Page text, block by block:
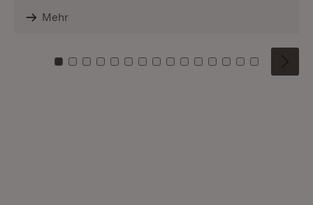
Mehr
Zu Kachel: 0
Zu Kachel: 1
Zu Kachel: 2
Zu Kachel: 3
Zu Kachel: 4
Zu Kachel: 5
Zu Kachel: 6
Zu Kachel: 7
Zu Kachel: 8
Zu Kachel: 9
Zu Kachel: 10
Zu Kachel: 11
Zu Kachel: 12
Zu Kachel:
Zu